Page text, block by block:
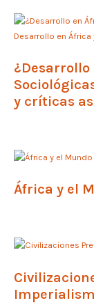
¿Desarrollo
y críticas
África y el